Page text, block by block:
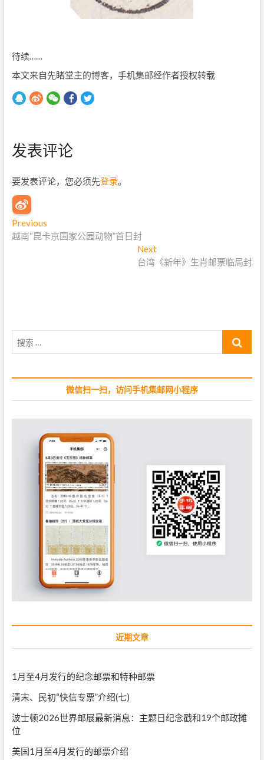
待续……
本文来自先睹堂主的博客，手机集邮经作者授权转载
发表评论
要发表评论，您必须先登录。
文
章
Previous
r
s
:
越南“昆卡京国家公园动物”首日封
Next
e
:
台湾《新年》生肖邮票临局封
微信扫一扫，访问手机集邮网小程序
近期文章
1月至4月发行的纪念邮票和特种邮票
清末、民初“快信专票”介绍(七)
波士顿2026世界邮展最新消息：主题日纪念戳和19个邮政摊
位
美国1月至4月发行的邮票介绍